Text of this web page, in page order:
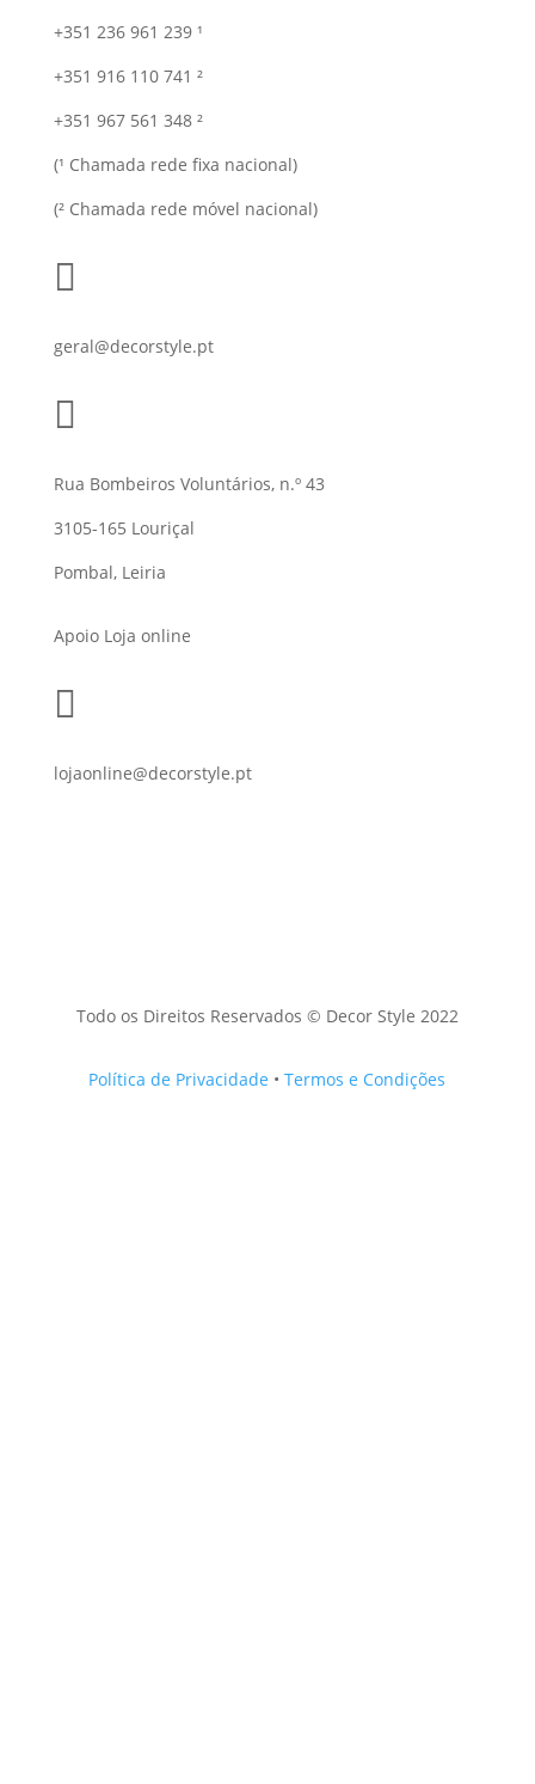
+351 236 961 239 ¹
+351 916 110 741 ²
+351 967 561 348 ²
(¹ Chamada rede fixa nacional)
(² Chamada rede móvel nacional)

geral@decorstyle.pt

Rua Bombeiros Voluntários, n.º 43
3105-165 Louriçal
Pombal, Leiria
Apoio Loja online

lojaonline@decorstyle.pt
Todo os Direitos Reservados © Decor Style 2022
Política de Privacidade •Termos e Condições